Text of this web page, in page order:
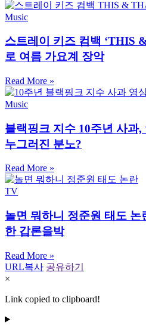
Music
스트레이 키즈 컴백 ‘THIS
로 여름 가요계 장악
Read More »
Music
블랙핑크 지수 10주년 사과,
누그러진 분노?
Read More »
TV
놀면 뭐하니 정준원 태도
한 갑론을박
Read More »
URL복사 공유하기
×
Link copied to clipboard!